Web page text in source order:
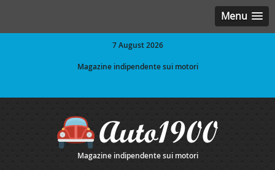
Menu
7 August 2026
Magazine indipendente sui motori
Magazine indipendente sui motori